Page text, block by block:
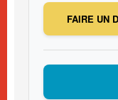
FAIRE UN